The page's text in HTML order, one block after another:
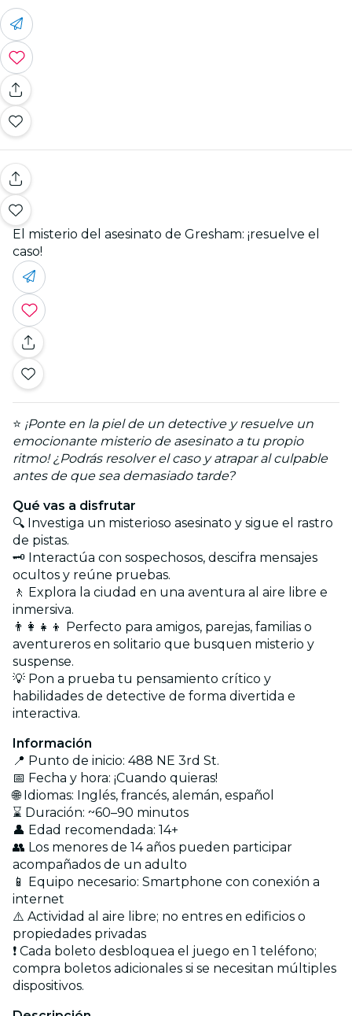
El misterio del asesinato de Gresham: ¡resuelve el
caso!
⭐ ¡Ponte en la piel de un detective y resuelve un
emocionante misterio de asesinato a tu propio
ritmo! ¿Podrás resolver el caso y atrapar al culpable
antes de que sea demasiado tarde?
Qué vas a disfrutar
🔍 Investiga un misterioso asesinato y sigue el rastro
de pistas.
🗝️ Interactúa con sospechosos, descifra mensajes
ocultos y reúne pruebas.
🚶 Explora la ciudad en una aventura al aire libre e
inmersiva.
👨‍👩‍👧‍👦 Perfecto para amigos, parejas, familias o
aventureros en solitario que busquen misterio y
suspense.
💡 Pon a prueba tu pensamiento crítico y
habilidades de detective de forma divertida e
interactiva.
Información
📍 Punto de inicio: 488 NE 3rd St.
📅 Fecha y hora: ¡Cuando quieras!
🌐 Idiomas: Inglés, francés, alemán, español
⌛ Duración: ~60–90 minutos
👤 Edad recomendada: 14+
👥 Los menores de 14 años pueden participar
acompañados de un adulto
📱 Equipo necesario: Smartphone con conexión a
internet
⚠️ Actividad al aire libre; no entres en edificios o
propiedades privadas
❗ Cada boleto desbloquea el juego en 1 teléfono;
compra boletos adicionales si se necesitan múltiples
dispositivos.